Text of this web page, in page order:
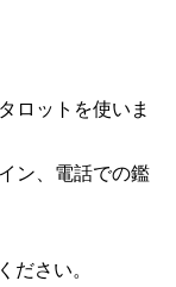
ロットを使いま
ン、電話での鑑
ださい。